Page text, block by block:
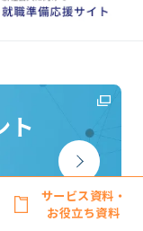
ト
サービス資料・
お役立ち資料